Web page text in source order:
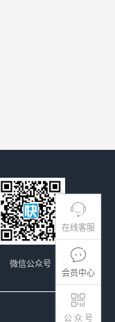
在线客服
会员中心
公 众 号
微信公众号